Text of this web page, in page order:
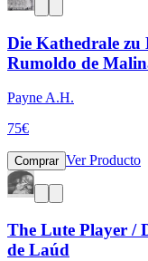
Die Kathedrale zu
Rumoldo de
Payne A.H.
75€
Comprar Ver Producto
The Lute Player /
de Laúd